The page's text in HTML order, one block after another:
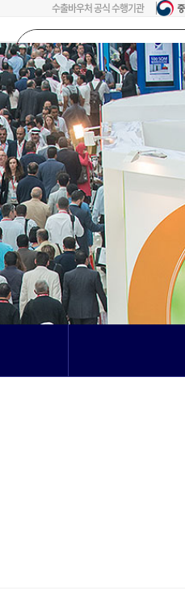
수출바우처 공식 수행기관
검색어를
입력해주세요...